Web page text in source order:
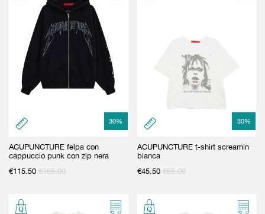
30%
ACUPUNCTURE felpa con
cappuccio punk con zip nera
€115.50 €165.00
30%
ACUPUNCTURE t-shirt screamin
bianca
€45.50 €65.00